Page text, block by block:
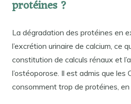
protéines ?
La dégradation des protéines en
l’excrétion urinaire de calcium, ce
constitution de calculs rénaux et
l’ostéoporose. Il est admis que les
consomment trop de protéines, en